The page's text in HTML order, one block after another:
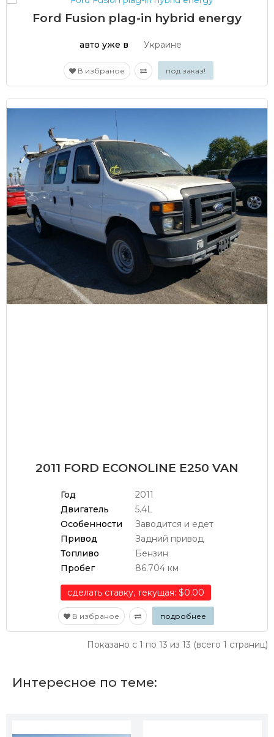
Ford Fusion plag-in hybrid energy
авто уже в Украине
В избраное под заказ!
2011 FORD ECONOLINE E250 VAN
Год
2011
Двигатель
5.4L
Особенности
Заводится и едет
Привод
Задний привод
Топливо
Бензин
Пробег
86.704 км
сделать ставку, текущая: $0.00
В избраное подробнее
Показано с 1 по 13 из 13 (всего 1 страниц)
Интересное по теме: